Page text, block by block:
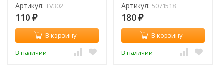
Артикул: TV302
110 ₽
В корзину
В наличии
Артикул: 5071518
180 ₽
В корзину
В наличии